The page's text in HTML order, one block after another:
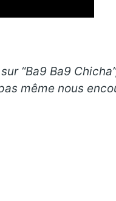
“Ba9 Ba9
même nous